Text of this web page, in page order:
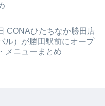
CONAひたちなか勝田店
ル）が勝田駅前にオープ
メニューまとめ